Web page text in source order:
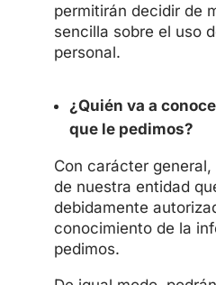
permitirán decidir de
sencilla sobre el uso
personal.
¿Quién va a
que le pedimos?
Con carácter
de nuestra entidad
debidamente
conocimiento de la
pedimos.